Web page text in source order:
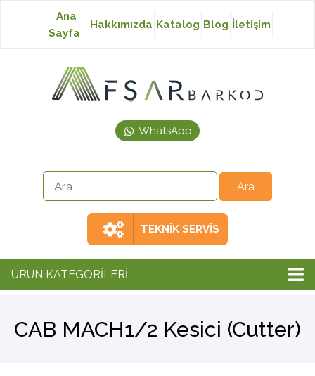
Baskısız Etiket
Japon Akmaz Yıkama
Ribon
Ana
Sayfa
Hakkımızda Katalog Blog İletişim
WhatsApp
TEKNİK SERVİS
ÜRÜN KATEGORİLERİ
CAB MACH1/2 Kesici (Cutter)